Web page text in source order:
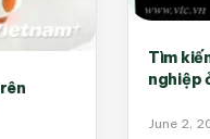
Tìm
nghiệp
June 2,